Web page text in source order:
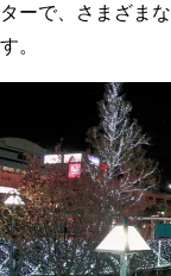
ターで、さまざま
す。